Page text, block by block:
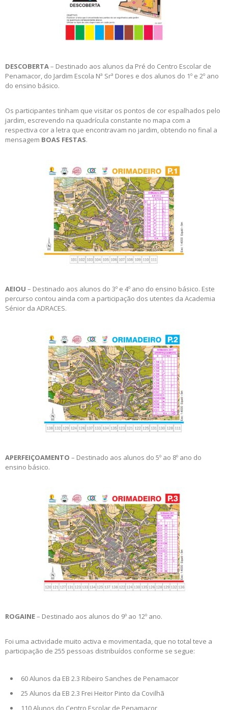
DESCOBERTA– Destinado aos alunos da Pré do Centro Escolar de
Penamacor, do Jardim Escola Nª Srª Dores e dos alunos do 1º e 2º ano
do ensino básico.
Os participantes tinham que visitar os pontos de cor espalhados pelo
jardim, escrevendo na quadrícula constante no mapa com a
respectiva cor a letra que encontravam no jardim, obtendo no final a
mensagem BOAS FESTAS.
AEIOU – Destinado aos alunos do 3º e 4º ano do ensino básico. Este
percurso contou ainda com a participação dos utentes da Academia
Sénior da ADRACES.
APERFEIÇOAMENTO – Destinado aos alunos do 5º ao 8º ano do
ensino básico.
ROGAINE– Destinado aos alunos do 9º ao 12º ano.
Foi uma actividade muito activa e movimentada, que no total teve a
participação de 255 pessoas distribuídos conforme se segue:
60 Alunos da EB 2.3 Ribeiro Sanches de Penamacor
25 Alunos da EB 2.3 Frei Heitor Pinto da Covilhã